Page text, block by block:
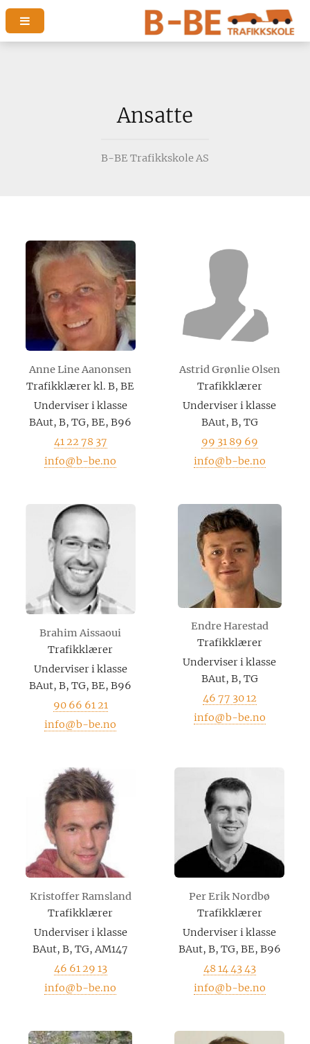
Ansatte
B-BE Trafikkskole AS
Anne Line Aanonsen
Trafikklærer kl. B, BE
Underviser i klasse
BAut, B, TG, BE, B96
41 22 78 37
info@b-be.no
Astrid Grønlie Olsen
Trafikklærer
Underviser i klasse
BAut, B, TG
99 31 89 69
info@b-be.no
Brahim Aissaoui
Trafikklærer
Underviser i klasse
BAut, B, TG, BE, B96
90 66 61 21
info@b-be.no
Endre Harestad
Trafikklærer
Underviser i klasse
BAut, B, TG
46 77 30 12
info@b-be.no
Kristoffer Ramsland
Trafikklærer
Underviser i klasse
BAut, B, TG, AM147
46 61 29 13
info@b-be.no
Per Erik Nordbø
Trafikklærer
Underviser i klasse
BAut, B, TG, BE, B96
48 14 43 43
info@b-be.no